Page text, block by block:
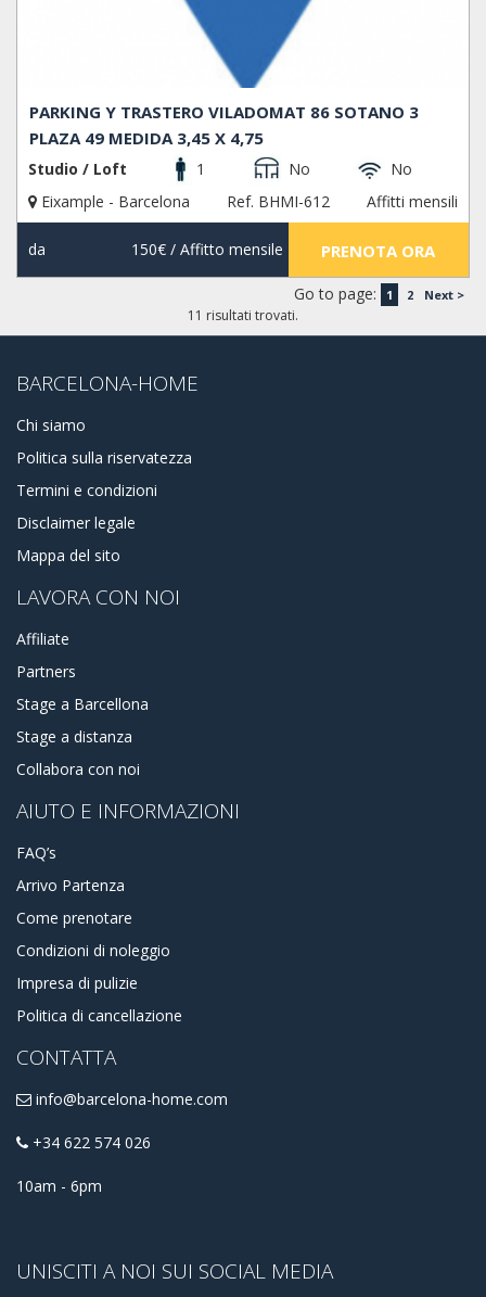
PARKING Y TRASTERO VILADOMAT 86 SOTANO 3
PLAZA 49 MEDIDA 3,45 X 4,75
Studio / Loft 1 No
No
Eixample - Barcelona
Ref. BHMI-612 Affitti mensili
da 150€/ Affitto mensile PRENOTA ORA
Go to page: 1 2 Next >
11 risultati trovati.
BARCELONA-HOME
Chi siamo
Politica sulla riservatezza
Termini e condizioni
Disclaimer legale
Mappa del sito
LAVORA CON NOI
Affiliate
Partners
Stage a Barcellona
Stage a distanza
Collabora con noi
AIUTO E INFORMAZIONI
FAQ’s
Arrivo Partenza
Come prenotare
Condizioni di noleggio
Impresa di pulizie
Politica di cancellazione
CONTATTA
info@barcelona-home.com
+34 622 574 026
10am - 6pm
UNISCITI A NOI SUI SOCIAL MEDIA